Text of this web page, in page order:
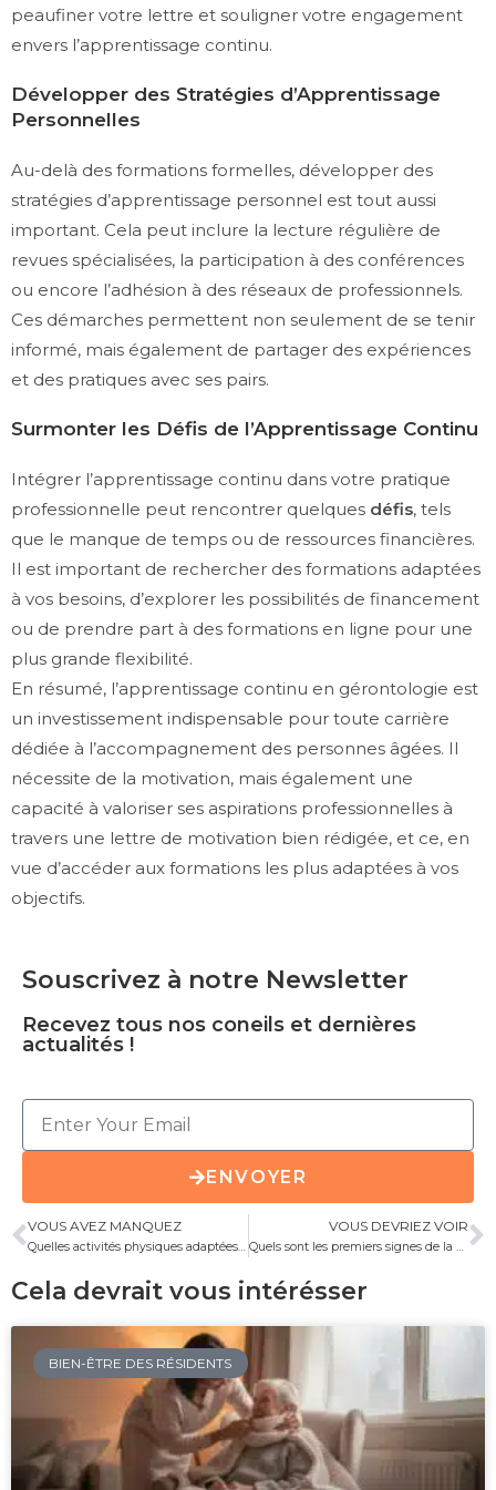
peaufiner votre lettre et souligner votre engagement
envers l’apprentissage continu.
Développer des Stratégies d’Apprentissage
Personnelles
Au-delà des formations formelles, développer des
stratégies d’apprentissage personnel est tout aussi
important. Cela peut inclure la lecture régulière de
revues spécialisées, la participation à des conférences
ou encore l’adhésion à des réseaux de professionnels.
Ces démarches permettent non seulement de se tenir
informé, mais également de partager des expériences
et des pratiques avec ses pairs.
Surmonter les Défis de l’Apprentissage Continu
Intégrer l’apprentissage continu dans votre pratique
professionnelle peut rencontrer quelques défis, tels
que le manque de temps ou de ressources financières.
Il est important de rechercher des formations adaptées
à vos besoins, d’explorer les possibilités de financement
ou de prendre part à des formations en ligne pour une
plus grande flexibilité.
En résumé, l’apprentissage continu en gérontologie est
un investissement indispensable pour toute carrière
dédiée à l’accompagnement des personnes âgées. Il
nécessite de la motivation, mais également une
capacité à valoriser ses aspirations professionnelles à
travers une lettre de motivation bien rédigée, et ce, en
vue d’accéder aux formations les plus adaptées à vos
objectifs.
Souscrivez à notre Newsletter
Recevez tous nos coneils et dernières
actualités !
ENVOYER
VOUS AVEZ MANQUEZ
Quelles activités physiques adaptées proposer aux résidents en EHPAD ?
VOUS DEVRIEZ VOIR
Quels sont les premiers signes de la maladie d’Alzheimer ?
Cela devrait vous intérésser
BIEN-ÊTRE DES RÉSIDENTS